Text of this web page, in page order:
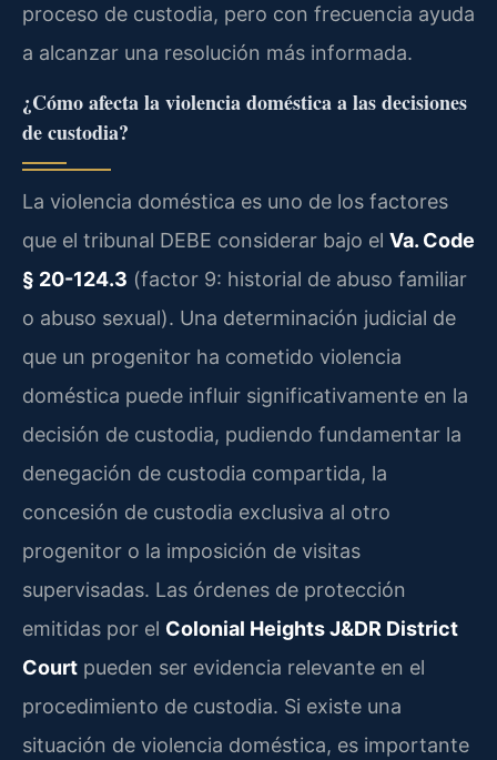
proceso de custodia, pero con frecuencia ayuda
a alcanzar una resolución más informada.
¿Cómo afecta la violencia doméstica a las decisiones
de custodia?
La violencia doméstica es uno de los factores
que el tribunal DEBE considerar bajo el Va. Code
§ 20-124.3 (factor 9: historial de abuso familiar
o abuso sexual). Una determinación judicial de
que un progenitor ha cometido violencia
doméstica puede influir significativamente en la
decisión de custodia, pudiendo fundamentar la
denegación de custodia compartida, la
concesión de custodia exclusiva al otro
progenitor o la imposición de visitas
supervisadas. Las órdenes de protección
emitidas por el Colonial Heights J&DR District
Court pueden ser evidencia relevante en el
procedimiento de custodia. Si existe una
situación de violencia doméstica, es importante